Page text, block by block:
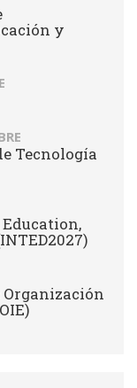
y
Tecnología